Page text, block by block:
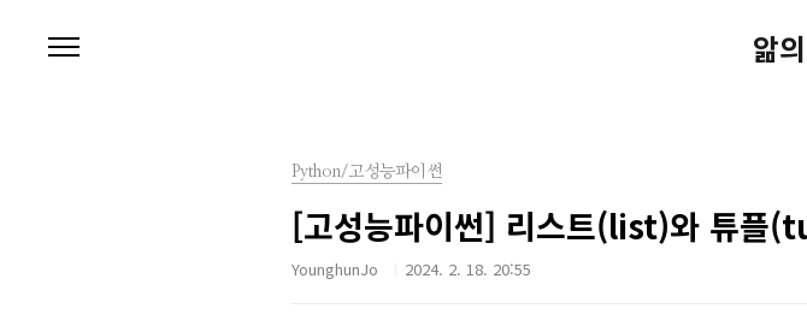
앎
Python/고성능파이썬
[고성능파이썬] 리스트(list)와 튜플
YounghunJo 2024. 2. 18. 20:55